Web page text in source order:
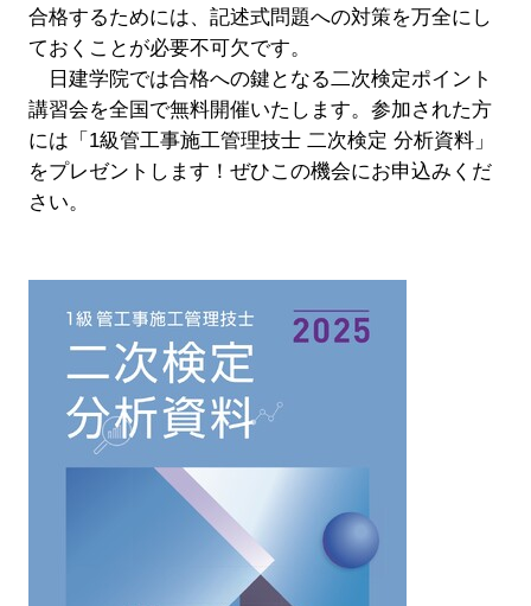
合格するためには、記述式問題への対策を万全にし
ておくことが必要不可欠です。
日建学院では合格への鍵となる二次検定ポイント
講習会を全国で無料開催いたします。参加された方
には「1級管工事施工管理技士 二次検定 分析資料」
をプレゼントします！ぜひこの機会にお申込みくだ
さい。